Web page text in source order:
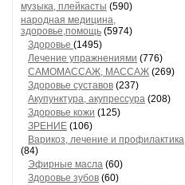
музыка, плейкасты (590)
народная медицина,
здоровье,помощь (5974)
Здоровье (1495)
Лечение упражнениями (776)
САМОМАССАЖ, МАССАЖ (269)
Здоровье суставов (237)
Акупунктура, акупрессура (208)
Здоровье кожи (125)
ЗРЕНИЕ (106)
Варикоз, лечение и профилактика
(84)
Эфирные масла (60)
Здоровье зубов (60)